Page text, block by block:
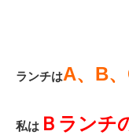
ランチはA、B
私は Ｂランチ